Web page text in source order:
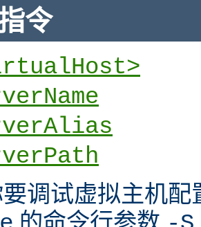
令
调试虚拟主机配
的命令行参数